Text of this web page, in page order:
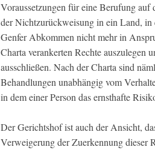
Voraussetzungen für eine Berufung auf
der Nichtzurückweisung in ein Land, in
Genfer Abkommen nicht mehr in
Charta verankerten Rechte auszulegen
ausschließen. Nach der Charta sind
Behandlungen unabhängig vom
in dem einer Person das ernsthafte
Der Gerichtshof ist auch der Ansicht,
Verweigerung der Zuerkennung dieser